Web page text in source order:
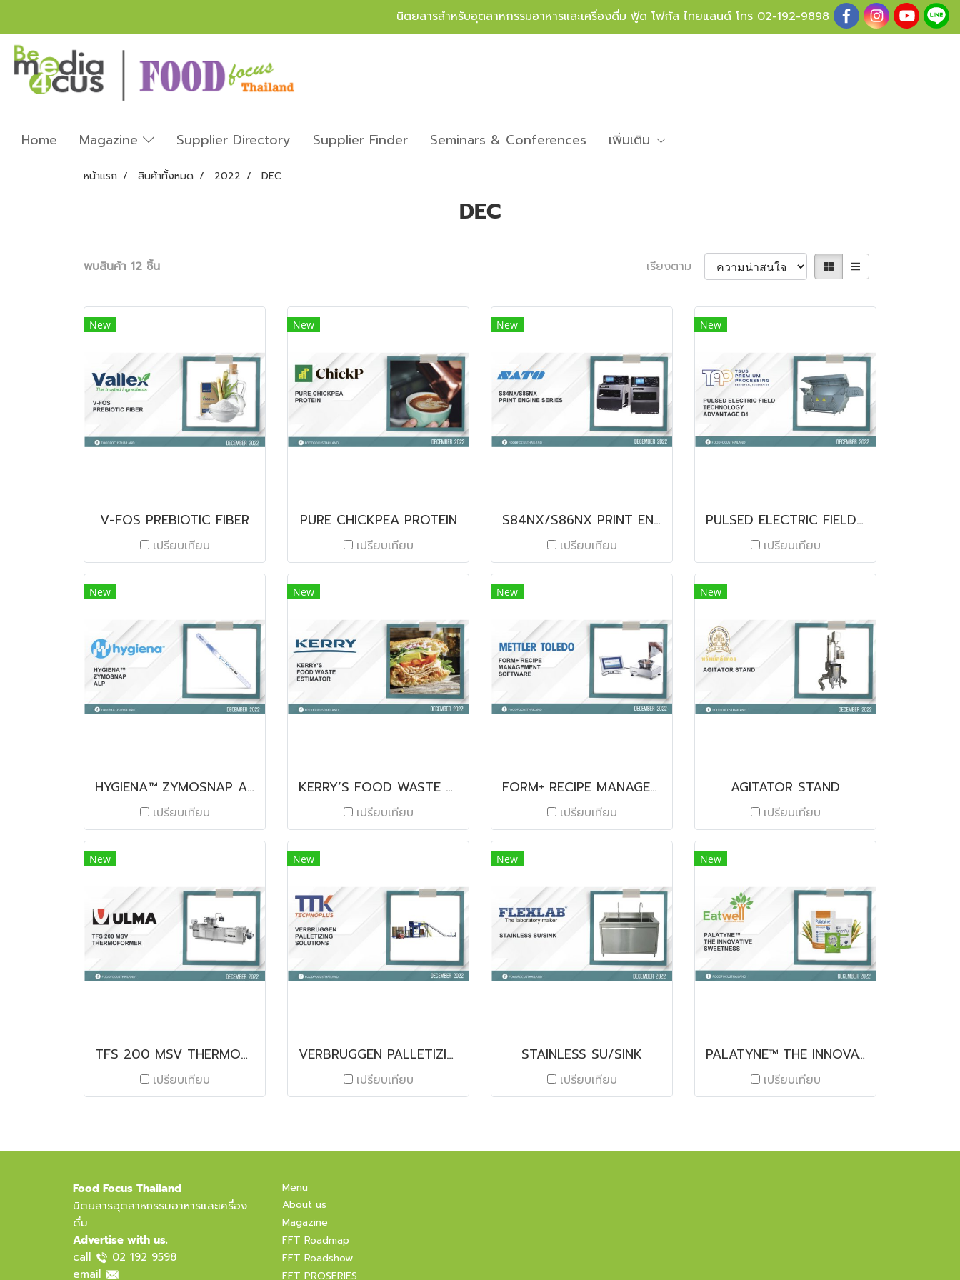
นิตยสารสำหรับอุตสาหกรรมอาหารและเครื่องดื่ม ฟู้ด โฟกัส ไทยแลนด์ โทร 02-192-9898
Home Magazine Supplier Directory Supplier Finder Seminars & Conferences เพิ่มเติม
หน้าแรก สินค้าทั้งหมด 2022 DEC
DEC
พบสินค้า 12 ชิ้น เรียงตาม
New
V-FOS PREBIOTIC FIBER
เปรียบเทียบ
New
PURE CHICKPEA PROTEIN
เปรียบเทียบ
New
S84NX/S86NX PRINT ENGINE SERIES
เปรียบเทียบ
New
PULSED ELECTRIC FIELD TECHNOLOGY ADVANTAGE B1
เปรียบเทียบ
New
HYGIENA™ ZYMOSNAP ALP
เปรียบเทียบ
New
KERRY’S FOOD WASTE ESTIMATOR
เปรียบเทียบ
New
FORM+ RECIPE MANAGEMENT SOFTWARE
เปรียบเทียบ
New
AGITATOR STAND
เปรียบเทียบ
New
TFS 200 MSV THERMOFORMER
เปรียบเทียบ
New
VERBRUGGEN PALLETIZING SOLUTIONS
เปรียบเทียบ
New
STAINLESS SU/SINK
เปรียบเทียบ
New
PALATYNE™️ THE INNOVATIVE SWEETNESS
เปรียบเทียบ
Food Focus Thailand
นิตยสารอุตสาหกรรมอาหารและเครื่อง
ดื่ม
Advertise with us.
call
02 192 9598
email
Menu
About us
Magazine
FFT Roadmap
FFT Roadshow
FFT PROSERIES